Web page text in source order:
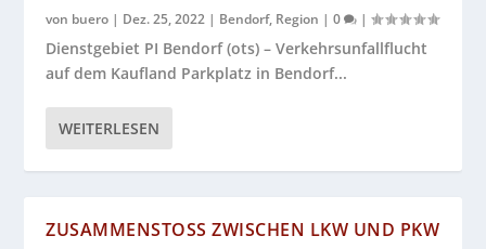
von buero | Dez. 25, 2022 | Bendorf, Region |0 |
Dienstgebiet PI Bendorf (ots) – Verkehrsunfallflucht
auf dem Kaufland Parkplatz in Bendorf...
WEITERLESEN
ZUSAMMENSTOSS ZWISCHEN LKW UND PKW